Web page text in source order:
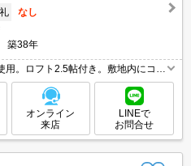
礼
なし
築38年
。ロフト2.5帖付き。敷地内にコイ
0.55ヵ月分。引越指定業者あり。初
)。
オンライン
来店
LINEで
お問合せ